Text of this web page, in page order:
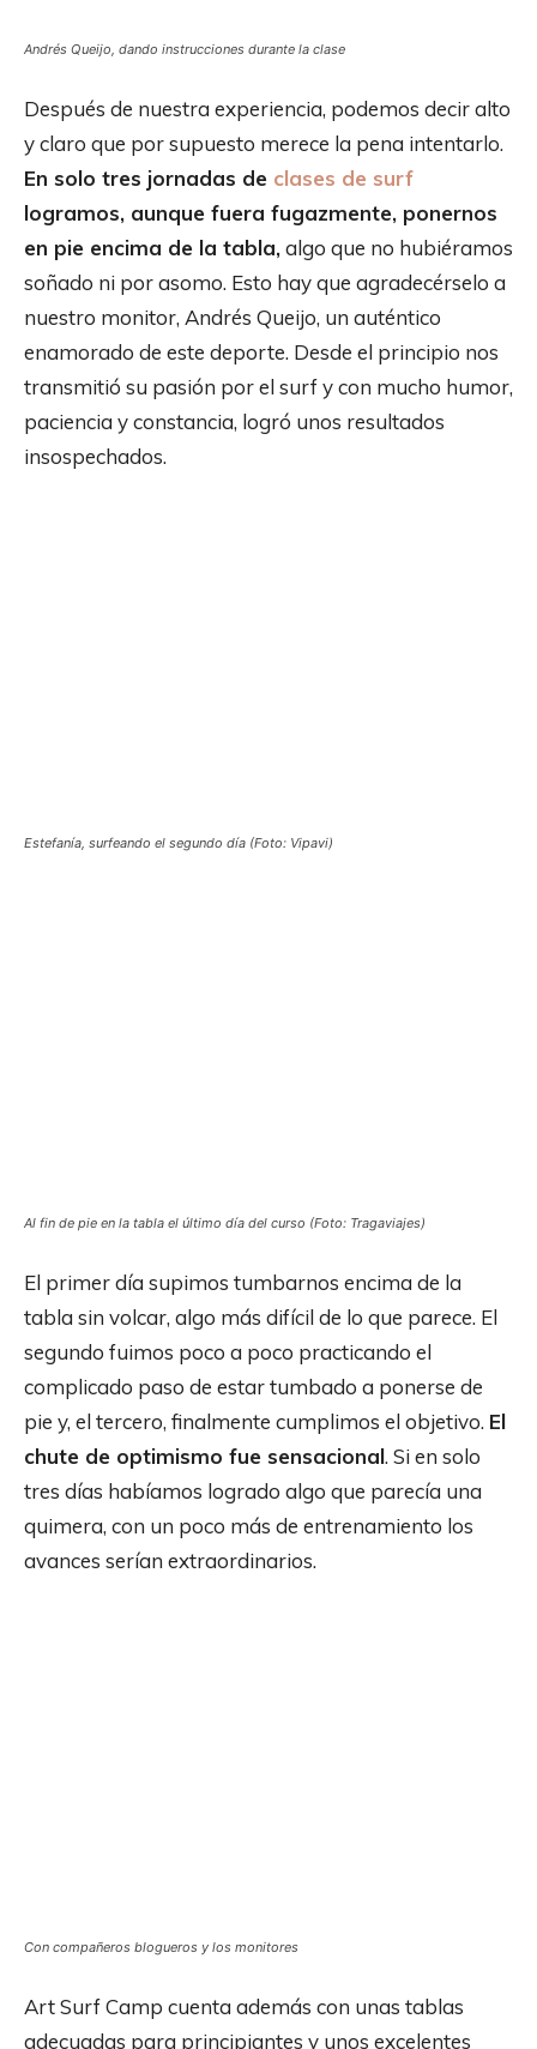
Andrés Queijo, dando instrucciones durante la clase
Después de nuestra experiencia, podemos decir alto
y claro que por supuesto merece la pena intentarlo.
En solo tres jornadas de clases de surf
logramos, aunque fuera fugazmente, ponernos
en pie encima de la tabla,algo que no hubiéramos
soñado ni por asomo. Esto hay que agradecérselo a
nuestro monitor, Andrés Queijo, un auténtico
enamorado de este deporte. Desde el principio nos
transmitió su pasión por el surf y con mucho humor,
paciencia y constancia, logró unos resultados
insospechados.
Estefanía, surfeando el segundo día (Foto: Vipavi)
Al fin de pie en la tabla el último día del curso (Foto: Tragaviajes)
El primer día supimos tumbarnos encima de la
tabla sin volcar, algo más difícil de lo que parece. El
segundo fuimos poco a poco practicando el
complicado paso de estar tumbado a ponerse de
pie y, el tercero, finalmente cumplimos el objetivo. El
chute de optimismo fue sensacional. Si en solo
tres días habíamos logrado algo que parecía una
quimera, con un poco más de entrenamiento los
avances serían extraordinarios.
Con compañeros blogueros y los monitores
Art Surf Camp cuenta además con unas tablas
adecuadas para principiantes y unos excelentes